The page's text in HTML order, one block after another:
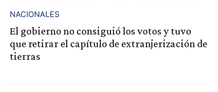
NACIONALES
El gobierno no consiguió los votos y tuvo
que retirar el capítulo de extranjerización de
tierras